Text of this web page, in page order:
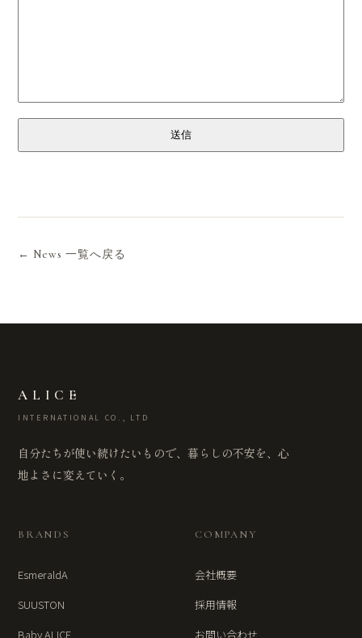
送信
← News 一覧へ戻る
ALICE
INTERNATIONAL CO., LTD
自分たちが使い続けたいもので、暮らしの不安を、心
地よさに変えていく。
BRANDS
EsmeraldA
SUUSTON
Baby ALICE
COMPANY
会社概要
採用情報
お問い合わせ